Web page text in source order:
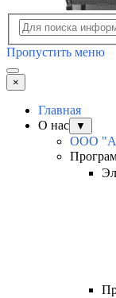
Пропустить меню
×
Главная
О нас
▼
ООО